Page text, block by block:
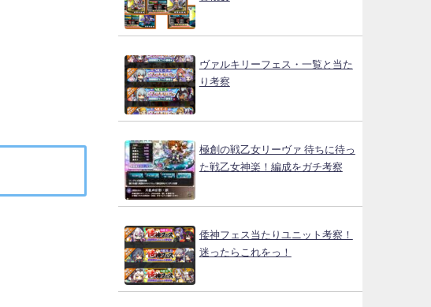
ヴァルキリーフェス・一覧と当た
り考察
極創の戦乙女リーヴァ 待ちに待っ
た戦乙女神楽！編成をガチ考察
倭神フェス当たりユニット考察！
迷ったらこれをっ！